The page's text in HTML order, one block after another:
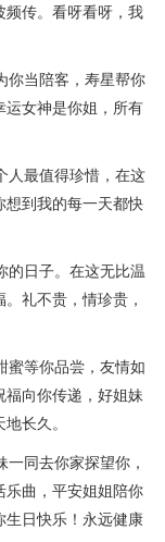
传。看呀看呀，我
你当陪客，寿星帮你
女神是你姐，所有
人最值得珍惜，在这
到我的每一天都快
的日子。在这无比温
礼不贵，情珍贵，
蜜等你品尝，友情如
向你传递，好姐妹
长久。
同去你家探望你，
曲，平安姐姐陪你
日快乐！永远健康